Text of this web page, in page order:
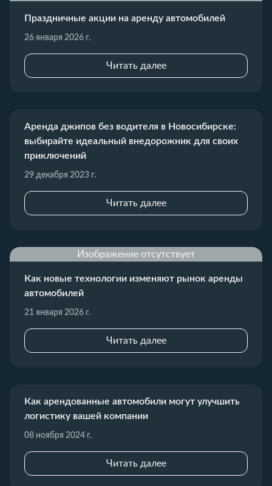
Праздничные акции на аренду автомобилей
26 января 2026 г.
Читать далее
Аренда джипов без водителя в Новосибирске:
выбирайте идеальный внедорожник для своих
приключений
29 декабря 2023 г.
Читать далее
Изображение отсутствует
Как новые технологии изменяют рынок аренды
автомобилей
21 января 2026 г.
Читать далее
Как арендованные автомобили могут улучшить
логистику вашей компании
08 ноября 2024 г.
Читать далее